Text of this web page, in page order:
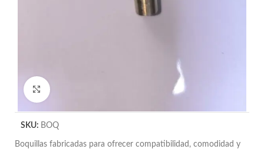
Click to enlarge
SKU: BOQ
Boquillas fabricadas para ofrecer compatibilidad, comodidad y